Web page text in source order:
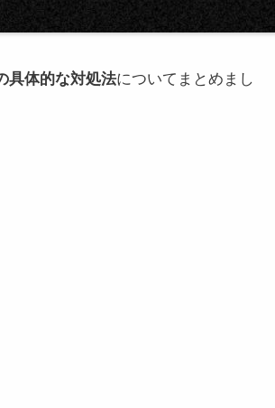
具体的な対処法についてまとめまし